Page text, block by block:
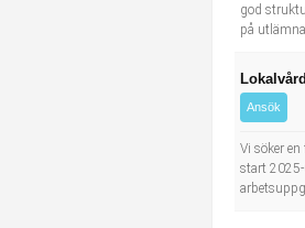
Installation, drift, underhåll
Kropps- och skönhetsvård
Tidningsbud/Tidningsdistributör
Lärare i fritidshem/
god
på
Ansök
Vi söker
start